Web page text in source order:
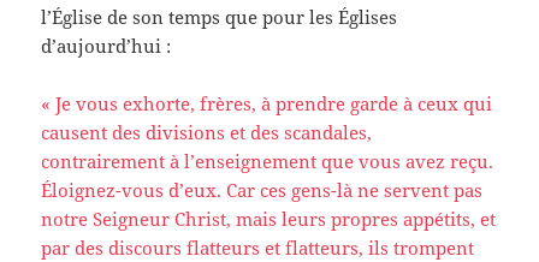
l’Église de son temps que pour les Églises
d’aujourd’hui :
« Je vous exhorte, frères, à prendre garde à ceux qui
causent des divisions et des scandales,
contrairement à l’enseignement que vous avez reçu.
Éloignez-vous d’eux. Car ces gens-là ne servent pas
notre Seigneur Christ, mais leurs propres appétits, et
par des discours flatteurs et flatteurs, ils trompent